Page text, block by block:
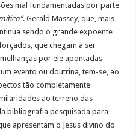
mal fundamentadas por parte
. Gerald Massey, que, mais
sendo o grande expoente
que chegam a ser
por ele apontadas
evento ou doutrina, tem-se, ao
tão completamente
ao terreno das
bibliografia pesquisada para
apresentam o Jesus divino do